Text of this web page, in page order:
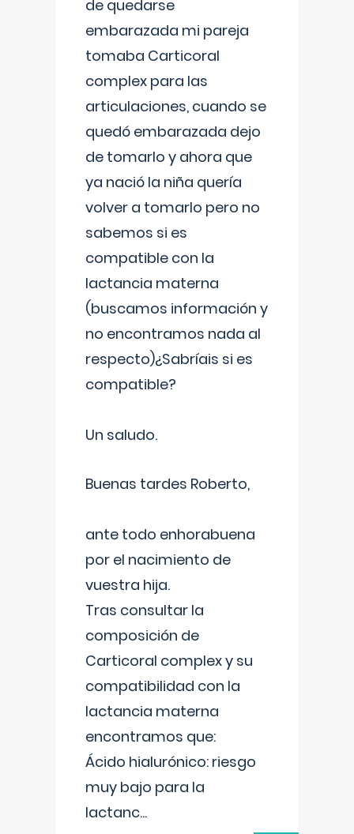
de quedarse
embarazada mi pareja
tomaba Carticoral
complex para las
articulaciones, cuando se
quedó embarazada dejo
de tomarlo y ahora que
ya nació la niña quería
volver a tomarlo pero no
sabemos si es
compatible con la
lactancia materna
(buscamos información y
no encontramos nada al
respecto)¿Sabríais si es
compatible?
Un saludo.
Buenas tardes Roberto,
ante todo enhorabuena
por el nacimiento de
vuestra hija.
Tras consultar la
composición de
Carticoral complex y su
compatibilidad con la
lactancia materna
encontramos que:
Ácido hialurónico: riesgo
muy bajo para la
lactanc...